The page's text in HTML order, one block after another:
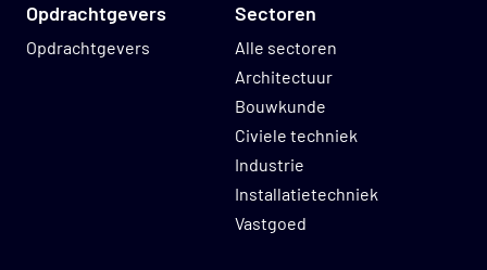
Sectoren
Alle sectoren
Architectuur
Bouwkunde
Civiele techniek
Industrie
Installatietechniek
Vastgoed
Opdrachtgevers
Opdrachtgevers